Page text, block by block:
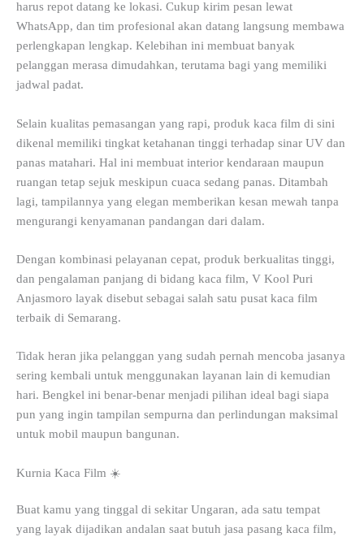
harus repot datang ke lokasi. Cukup kirim pesan lewat
WhatsApp, dan tim profesional akan datang langsung membawa
perlengkapan lengkap. Kelebihan ini membuat banyak
pelanggan merasa dimudahkan, terutama bagi yang memiliki
jadwal padat.
Selain kualitas pemasangan yang rapi, produk kaca film di sini
dikenal memiliki tingkat ketahanan tinggi terhadap sinar UV dan
panas matahari. Hal ini membuat interior kendaraan maupun
ruangan tetap sejuk meskipun cuaca sedang panas. Ditambah
lagi, tampilannya yang elegan memberikan kesan mewah tanpa
mengurangi kenyamanan pandangan dari dalam.
Dengan kombinasi pelayanan cepat, produk berkualitas tinggi,
dan pengalaman panjang di bidang kaca film, V Kool Puri
Anjasmoro layak disebut sebagai salah satu pusat kaca film
terbaik di Semarang.
Tidak heran jika pelanggan yang sudah pernah mencoba jasanya
sering kembali untuk menggunakan layanan lain di kemudian
hari. Bengkel ini benar-benar menjadi pilihan ideal bagi siapa
pun yang ingin tampilan sempurna dan perlindungan maksimal
untuk mobil maupun bangunan.
Kurnia Kaca Film ☀️
Buat kamu yang tinggal di sekitar Ungaran, ada satu tempat
yang layak dijadikan andalan saat butuh jasa pasang kaca film,